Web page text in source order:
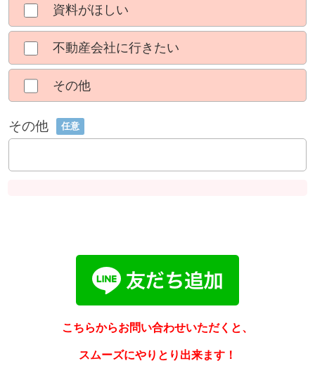
資料がほしい
不動産会社に行きたい
その他
その他 任意
こちらからお問い合わせいただくと、
スムーズにやりとり出来ます！